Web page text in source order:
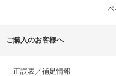
ご購入のお客様へ
正誤表／補足情報